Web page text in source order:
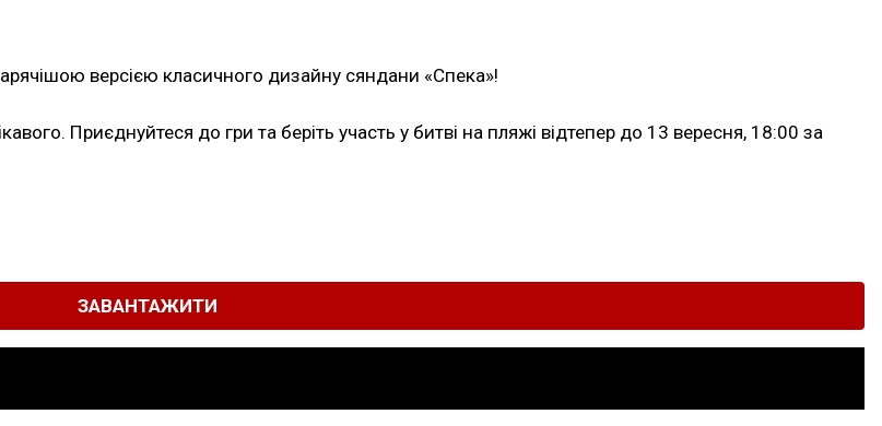
версією класичного дизайну сяндани «Спека»!
Приєднуйтеся до гри та беріть участь у битві на пляжі відтепер до 13 вересня, 18:00 за
ЗАВАНТАЖИТИ